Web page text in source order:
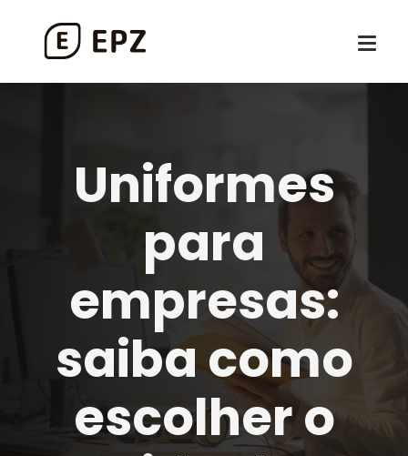
Uniformes
para
empresas:
saiba como
escolher o